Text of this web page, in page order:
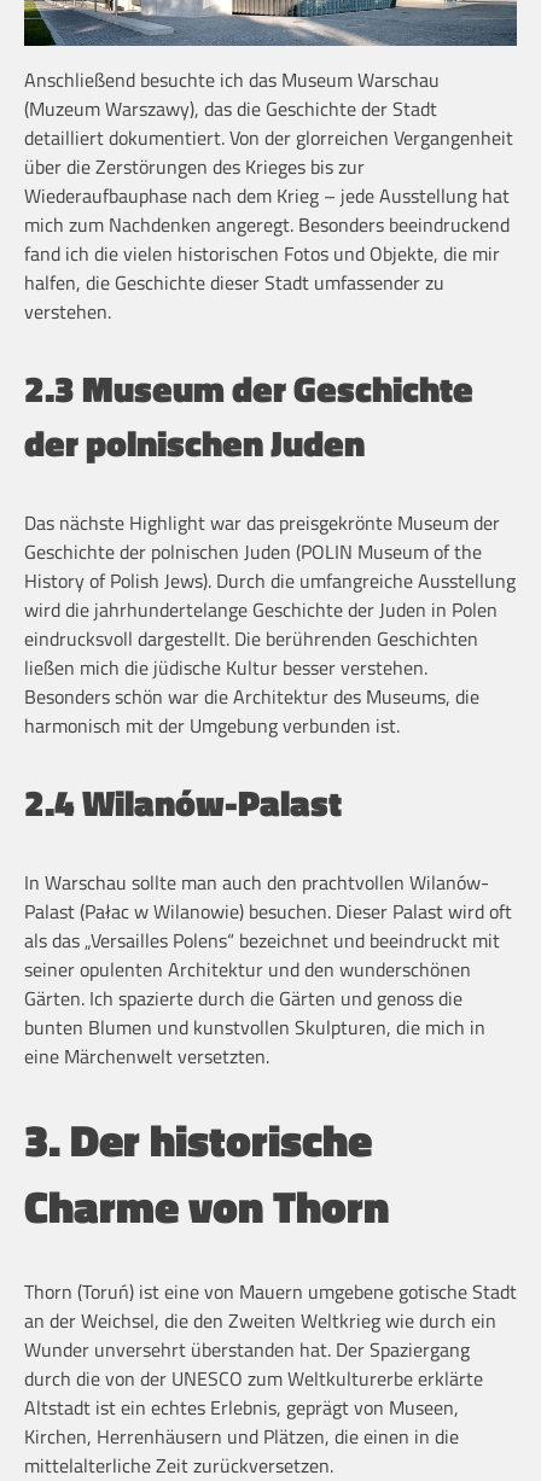
Anschließend besuchte ich das Museum Warschau
(Muzeum Warszawy), das die Geschichte der Stadt
detailliert dokumentiert. Von der glorreichen Vergangenheit
über die Zerstörungen des Krieges bis zur
Wiederaufbauphase nach dem Krieg – jede Ausstellung hat
mich zum Nachdenken angeregt. Besonders beeindruckend
fand ich die vielen historischen Fotos und Objekte, die mir
halfen, die Geschichte dieser Stadt umfassender zu
verstehen.
2.3 Museum der Geschichte
der polnischen Juden
Das nächste Highlight war das preisgekrönte Museum der
Geschichte der polnischen Juden (POLIN Museum of the
History of Polish Jews). Durch die umfangreiche Ausstellung
wird die jahrhundertelange Geschichte der Juden in Polen
eindrucksvoll dargestellt. Die berührenden Geschichten
ließen mich die jüdische Kultur besser verstehen.
Besonders schön war die Architektur des Museums, die
harmonisch mit der Umgebung verbunden ist.
2.4 Wilanów-Palast
In Warschau sollte man auch den prachtvollen Wilanów-
Palast (Pałac w Wilanowie) besuchen. Dieser Palast wird oft
als das „Versailles Polens“ bezeichnet und beeindruckt mit
seiner opulenten Architektur und den wunderschönen
Gärten. Ich spazierte durch die Gärten und genoss die
bunten Blumen und kunstvollen Skulpturen, die mich in
eine Märchenwelt versetzten.
3. Der historische
Charme von Thorn
Thorn (Toruń) ist eine von Mauern umgebene gotische Stadt
an der Weichsel, die den Zweiten Weltkrieg wie durch ein
Wunder unversehrt überstanden hat. Der Spaziergang
durch die von der UNESCO zum Weltkulturerbe erklärte
Altstadt ist ein echtes Erlebnis, geprägt von Museen,
Kirchen, Herrenhäusern und Plätzen, die einen in die
mittelalterliche Zeit zurückversetzen.